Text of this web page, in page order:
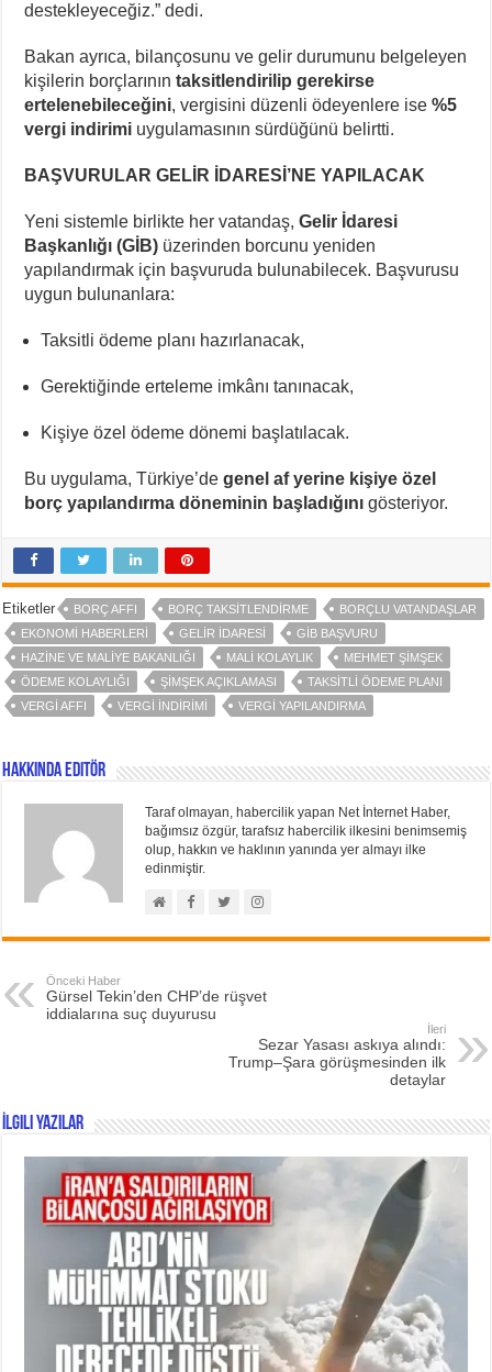
destekleyeceğiz.” dedi.
Bakan ayrıca, bilançosunu ve gelir durumunu belgeleyen
kişilerin borçlarınıntaksitlendirilip gerekirse
ertelenebileceğini, vergisini düzenli ödeyenlere ise%5
vergi indirimi uygulamasının sürdüğünü belirtti.
BAŞVURULAR GELİR İDARESİ’NE YAPILACAK
Yeni sistemle birlikte her vatandaş,Gelir İdaresi
Başkanlığı (GİB) üzerinden borcunu yeniden
yapılandırmak için başvuruda bulunabilecek. Başvurusu
uygun bulunanlara:
Taksitli ödeme planı hazırlanacak,
Gerektiğinde erteleme imkânı tanınacak,
Kişiye özel ödeme dönemi başlatılacak.
Bu uygulama, Türkiye’degenel af yerine kişiye özel
borç yapılandırma döneminin başladığını gösteriyor.
Etiketler BORÇ AFFI BORÇ TAKSITLENDIRME
BORÇLU VATANDAŞLAR
EKONOMI HABERLERI
GELIR İDARESI
GİB BAŞVURU
HAZINE VE MALIYE BAKANLIĞI
MALI KOLAYLIK
MEHMET ŞIMŞEK
ÖDEME KOLAYLIĞI
ŞIMŞEK AÇIKLAMASI
TAKSITLI ÖDEME PLANI
VERGI AFFI
VERGI INDIRIMI VERGI YAPILANDIRMA
Hakkında Editör
Taraf olmayan, habercilik yapan Net İnternet Haber,
bağımsız özgür, tarafsız habercilik ilkesini benimsemiş
olup, hakkın ve haklının yanında yer almayı ilke
edinmiştir.
Önceki Haber
Gürsel Tekin’den CHP’de rüşvet
iddialarına suç duyurusu
İleri
Sezar Yasası askıya alındı:
Trump–Şara görüşmesinden ilk
detaylar
İlgili Yazılar